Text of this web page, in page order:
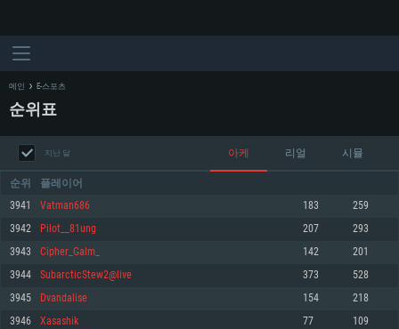
메인 E-스포츠
순위표
지난 달 아케 리얼 시뮬
순위 플레이어
3941 Vatman686 183 259
3942 Pilot__81ung 207 293
3943 Cipher_Galm_ 142 201
3944 SubarcticStew2@live 373 528
3945 Dvandalise 154 218
3946 Xasashik 77 109